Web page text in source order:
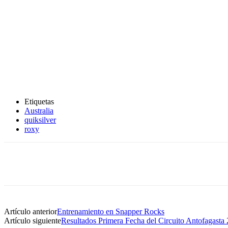
Etiquetas
Australia
quiksilver
roxy
Artículo anteriorEntrenamiento en Snapper Rocks
Artículo siguienteResultados Primera Fecha del Circuito Antofagasta